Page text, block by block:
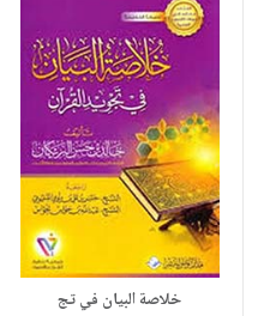
خلاصة البيان في تج